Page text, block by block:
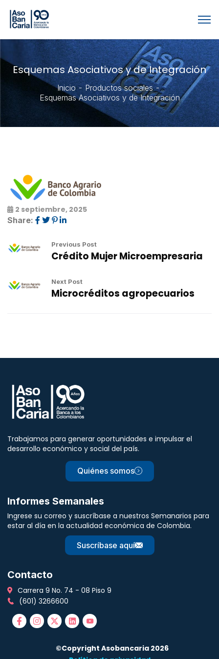
Esquemas Asociativos y de Integración
Inicio
Productos sociales
Esquemas Asociativos y de Integración
2 septiembre, 2025
Share:
Previous Post
Crédito Mujer Microempresaria
Next Post
Microcréditos agropecuarios
Trabajamos para generar oportunidades e impulsar el
desarrollo económico y social del país.
Quiénes somos
Informes Semanales
Ingrese su correo y suscríbase a nuestros Semanarios para
estar al día en la actualidad económica de Colombia.
Suscríbase aquí
Contacto
Carrera 9 No. 74 - 08 Piso 9
(601) 3266600
©Copyright Asobancaria 2026